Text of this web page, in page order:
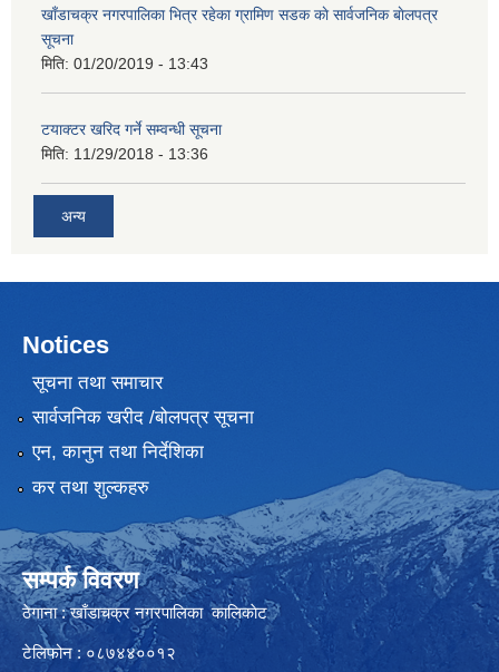
खाँडाचक्र नगरपालिका भित्र रहेका ग्रामिण सडक काे सार्वजनिक बाेलपत्र
सूचना
मिति: 01/20/2019 - 13:43
टयाक्टर खरिद गर्ने सम्वन्धी सूचना
मिति: 11/29/2018 - 13:36
अन्य
Notices
सूचना तथा समाचार
सार्वजनिक खरीद /बोलपत्र सूचना
एन, कानुन तथा निर्देशिका
कर तथा शुल्कहरु
सम्पर्क विवरण
ठेगाना : खाँडाचक्र नगरपालिका कालिकाेट
टेलिफोन : ०८७४४००१२